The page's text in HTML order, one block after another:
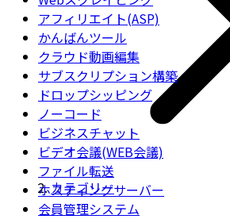
アフィリエイト(ASP)
かんばんツール
クラウド動画編集
サブスクリプション構築
ドロップシッピング
ノーコード
ビジネスチャット
ビデオ会議(WEB会議)
ファイル転送
ホスティングサーバー
会員管理システム
カテゴリー